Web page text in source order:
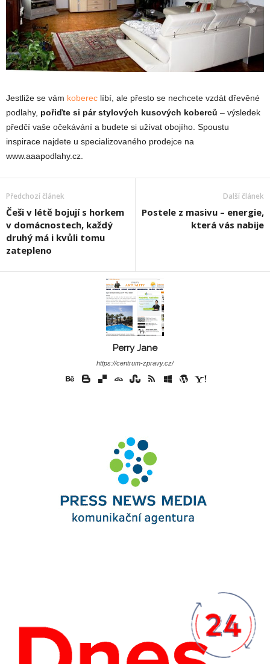
Jestliže se vám koberec líbí, ale přesto se nechcete vzdát dřevěné
podlahy, pořiďte si pár stylových kusových koberců – výsledek
předčí vaše očekávání a budete si užívat obojího. Spoustu
inspirace najdete u specializovaného prodejce na
www.aaapodlahy.cz.
Předchozí článek
Češi v létě bojují s horkem
v domácnostech, každý
druhý má i kvůli tomu
zatepleno
Další článek
Postele z masivu – energie,
která vás nabije
Perry Jane
https://centrum-zpravy.cz/